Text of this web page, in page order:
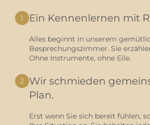
1 Ein Kennenlernen mit
Alles beginnt in unserem
Besprechungszimmer. Sie
Ohne Instrumente, ohne Eile.
2 Wir schmieden
Plan.
Erst wenn Sie sich bereit fühlen,